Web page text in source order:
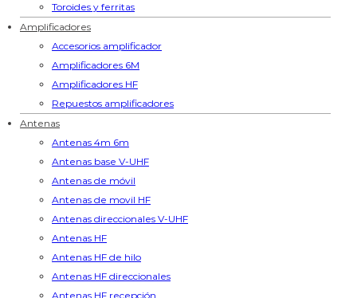
Toroides y ferritas
Amplificadores
Accesorios amplificador
Amplificadores 6M
Amplificadores HF
Repuestos amplificadores
Antenas
Antenas 4m 6m
Antenas base V-UHF
Antenas de móvil
Antenas de movil HF
Antenas direccionales V-UHF
Antenas HF
Antenas HF de hilo
Antenas HF direccionales
Antenas HF recepción